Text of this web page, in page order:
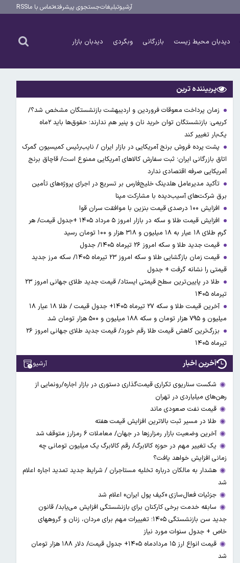
آرشیوتبلیغاتجستجوی پیشرفتهتماس با ماRSS
دیدبان محیط زیست بازرگانی وبگردی دیدبان بازار
پربیننده ترین
زمان پرداخت معوقات فروردین و اردیبهشت بازنشستگان مشخص شد؟/
کریمی: بازنشستگان توان خرید نان و پنیر هم ندارند؛ حقوق‌ها باید ۲ماه
یک‌بار تغییر کند
پشت پرده فروش برنج آمریکایی در بازار ایران / نایب‌رئیس کمیسیون گمرک
اتاق بازرگانی ایران؛ ثبت سفارش کالاهای آمریکایی ممنوع است/ قاچاق برنج
آمریکایی صرفه اقتصادی ندارد
تأکید مدیرعامل هلدینگ خلیج‌فارس بر تسریع در اجرای پروژه‌های تأمین
برق شرکت‌های آسیب‌دیده با مشارکت مپنا
افزایش ۱۰۰ درصدی قیمت بنزین با موافقت سران قوا
افزایش قیمت طلا و سکه در بازار امروز ۵ مرداد ۱۴۰۵ +جدول قیمت/ هر
گرم طلای ۱۸ عیار به ۱۸ میلیون و ۳۱۸ هزار و ۱۰۰ تومان رسید
قیمت جدید طلا و سکه امروز ۲۶ تیرماه ۱۴۰۵/ جدول
قیمت زمان بازگشایی طلا و سکه امروز ۲۳ تیرماه ۱۴۰۵/ سکه مرز جدید
قیمتی را نشانه گرفت + جدول
طلا در پایین‌ترین سطح قیمتی ایستاد/ قیمت جدید طلای جهانی امروز ۲۳
تیرماه ۱۴۰۵
آخرین قیمت طلا و سکه ۲۷ تیرماه ۱۴۰۵+ جدول قیمت / طلا ۱۸ عیار ۱۸
میلیون و ۷۹۵ هزار تومان و سکه ۱۸۸ میلیون و ۵۰۰ هزار تومان شد
بزرگ‌ترین کاهش قیمت طلا رقم خورد/ قیمت جدید طلای جهانی امروز ۲۶
تیرماه ۱۴۰۵
آخرین اخبار آرشیو
شکست سناریوی تکراری قیمت‌گذاری دستوری در بازار اجاره/رونمایی از
رهن‌های میلیاردی در تهران
قیمت نفت صعودی ماند
طلا در مسیر ثبت بالاترین افزایش قیمت هفته
آخرین وضعیت بازار رمزارزها در جهان/ معاملات ۶ رمزارز متوقف شد
یک تغییر مهم در حوزه کالابرگ/ رقم کالابرگ یک میلیون تومانی چه
زمانی افزایش خواهد یافت؟
هشدار به مالکان درباره تخلیه مستاجران / شرایط جدید تمدید اجاره اعلام
شد
جزئیات فعال‌سازی «کیف پول ایران» اعلام شد
سابقه خدمت برخی کارکنان برای بازنشستگی افزایش می‌یابد/ قانون
جدید سن بازنشستگی ۱۴۰۵؛ تغییرات مهم برای مردان، زنان و گروههای
خاص + جدول سنوات مورد نیاز
قیمت انواع ارز ۱۵ مردادماه ۱۴۰۵+ جدول قیمت/ دلار ۱۸۸ هزار تومان
شد